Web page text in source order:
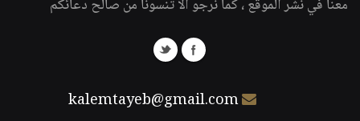
معنا في نشر الموقع ، كما نرجو الا تنسونا من صالح دعائكم
kalemtayeb@gmail.com